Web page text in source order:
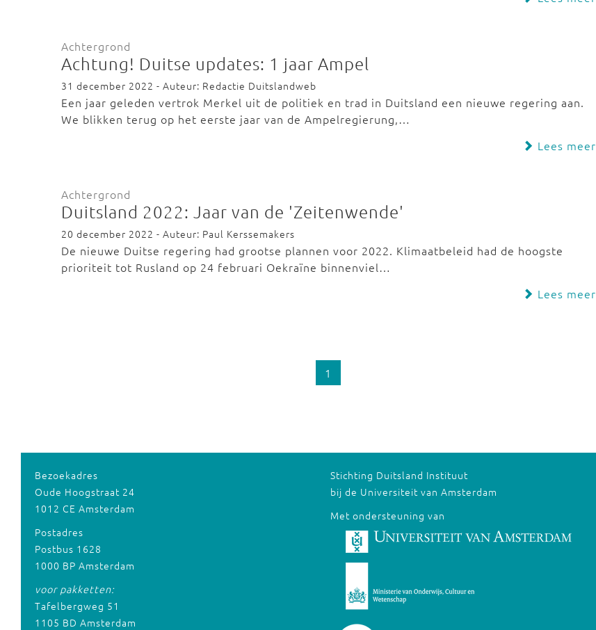
Achtergrond
Achtung! Duitse updates: 1 jaar Ampel
31 december 2022 - Auteur: Redactie Duitslandweb
Een jaar geleden vertrok Merkel uit de politiek en trad in Duitsland een nieuwe regering aan.
We blikken terug op het eerste jaar van de Ampelregierung,…
Lees meer
Achtergrond
Duitsland 2022: Jaar van de 'Zeitenwende'
20 december 2022 - Auteur: Paul Kerssemakers
De nieuwe Duitse regering had grootse plannen voor 2022. Klimaatbeleid had de hoogste
prioriteit tot Rusland op 24 februari Oekraïne binnenviel…
Lees meer
1
Bezoekadres
Oude Hoogstraat 24
1012 CE Amsterdam
Postadres
Postbus 1628
1000 BP Amsterdam
voor pakketten:
Tafelbergweg 51
1105 BD Amsterdam
Stichting Duitsland Instituut
bij de Universiteit van Amsterdam
Met ondersteuning van